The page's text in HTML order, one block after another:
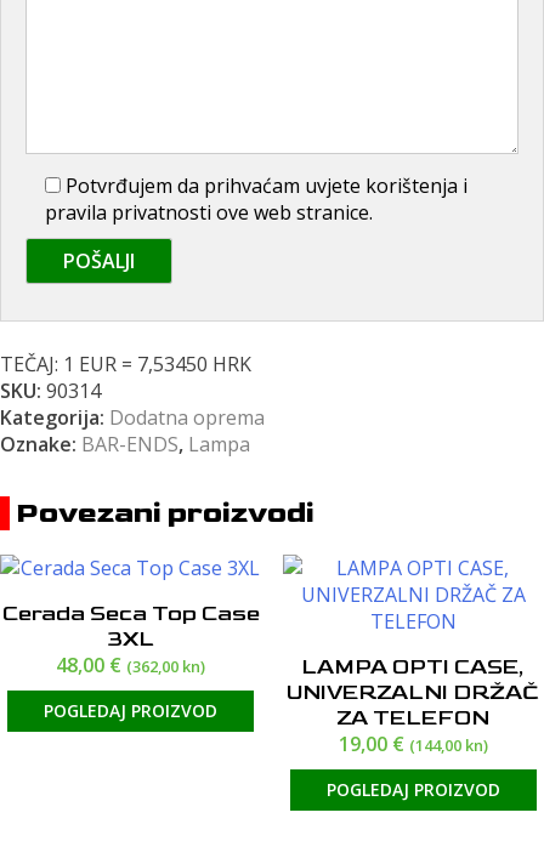
Potvrđujem da prihvaćam uvjete korištenja i
pravila privatnosti ove web stranice.
TEČAJ: 1 EUR = 7,53450 HRK
SKU: 90314
Kategorija: Dodatna oprema
Oznake: BAR-ENDS, Lampa
Povezani proizvodi
Cerada Seca Top Case
3XL
48,00 € (362,00 kn)
POGLEDAJ PROIZVOD
LAMPA OPTI CASE,
UNIVERZALNI DRŽAČ
ZA TELEFON
19,00 € (144,00 kn)
POGLEDAJ PROIZVOD